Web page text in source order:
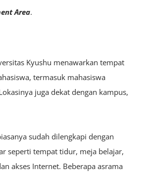
Area.
Kyushu menawarkan tempat
termasuk mahasiswa
juga dekat dengan kampus,
sudah dilengkapi dengan
seperti tempat tidur, meja belajar,
akses Internet. Beberapa asrama